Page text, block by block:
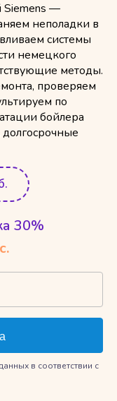
Siemens —
неполадки в
системы
немецкого
методы.
проверяем
по
бойлера
30%
с.
в соответствии с